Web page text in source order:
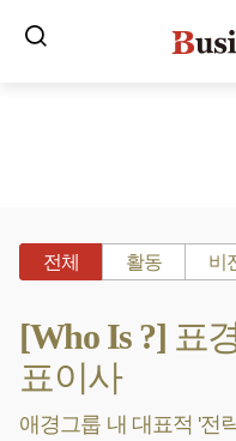
전체 활동 비
[Who Is ?] 표
표이사
애경그룹 내 대표적 '전